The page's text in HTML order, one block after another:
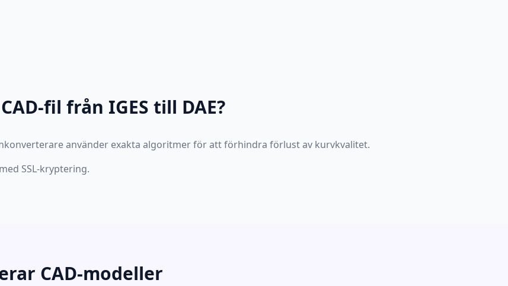
fil från IGES till DAE?
använder exakta algoritmer för att förhindra förlust av kurvkvalitet.
SSL-kryptering.
CAD-modeller